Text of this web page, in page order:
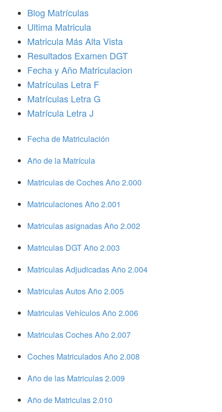
Blog Matrículas
Ultima Matricula
Matricula Más Alta Vista
Resultados Examen DGT
Fecha y Año Matriculacion
Matrículas Letra F
Matrículas Letra G
Matrícula Letra J
Fecha de Matriculación
Año de la Matrícula
Matriculas de Coches Año 2.000
Matriculaciones Año 2.001
Matriculas asignadas Año 2.002
Matriculas DGT Año 2.003
Matriculas Adjudicadas Año 2.004
Matriculas Autos Año 2.005
Matriculas Vehículos Año 2.006
Matriculas Coches Año 2.007
Coches Matriculados Año 2.008
Año de las Matriculas 2.009
Año de Matriculas 2.010